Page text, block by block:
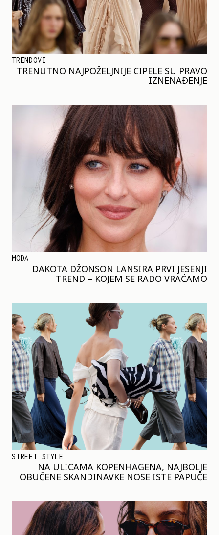
TRENDOVI
TRENUTNO NAJPOŽELJNIJE CIPELE SU PRAVO
IZNENAĐENJE
MODA
DAKOTA DŽONSON LANSIRA PRVI JESENJI
TREND – KOJEM SE RADO VRAĆAMO
STREET STYLE
NA ULICAMA KOPENHAGENA, NAJBOLJE
OBUČENE SKANDINAVKE NOSE ISTE PAPUČE